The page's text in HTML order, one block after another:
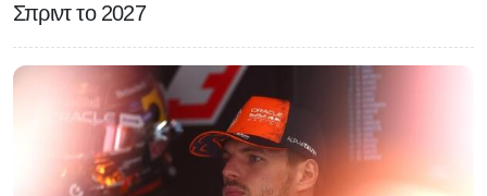
Σπριντ το 2027